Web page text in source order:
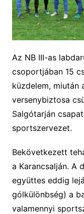
Az NB III-as
csoportjában 15
küzdelem, miután
versenybiztosa
Salgótarján
sportszervezet.
Bekövetkezett
a Karancsalján. A
együtteseddig
gólkülönbség) a
valamennyi